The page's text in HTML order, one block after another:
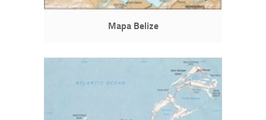
Mapa Belize